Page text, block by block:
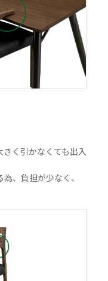
く引かなくても出入
、負担が少なく、